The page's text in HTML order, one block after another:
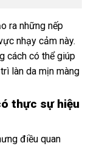
ra những nếp
nhạy cảm này.
cách có thể giúp
làn da mịn màng
thực sự hiệu
điều quan